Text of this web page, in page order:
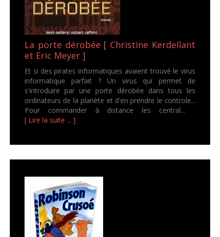
La porte dérobée [ Christine Kerdellant
et Eric Meyer ]
Et si des pirates informatiques avaient trouvé le virus
informatique parfait ? Un virus qui permet de
s'introduire par une porte dérobée dans tous les
ordinateurs de la planète et d'en prendre le controle...
Pour commander à distance les central...
[ Lire la suite ... ]